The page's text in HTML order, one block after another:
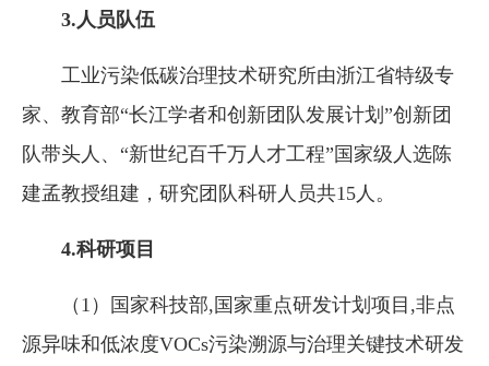
3.人员 队伍
工业污染低碳治理技术研究所由浙江省特级专
家、教育部“长江学者和创新团队发展计划”创新团
队带头人、“新世纪百千万人才工程”国家级人选陈
建孟教授组建，研究团队科研人员共15人。
4.科研项目
（1）国家科技部,国家重点研发计划项目,非点
源异味和低浓度VOCs污染溯源与治理关键技术研发